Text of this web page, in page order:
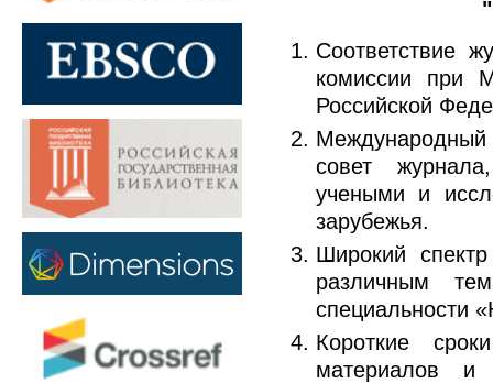
Соответствие
комиссии при
Российской
Международный
совет
учеными и
зарубежья.
Широкий
различным
специальности
Короткие
материалов и